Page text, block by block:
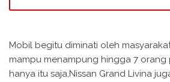
Mobil begitu diminati oleh
mampu menampung hingga 7 orang
hanya itu saja,Nissan Grand Livina